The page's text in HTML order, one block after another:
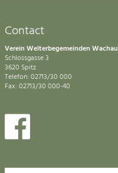
Contact
Verein Welterbegemeinden Wachau
Schlossgasse 3
3620 Spitz
Telefon: 02713/30 000
Fax: 02713/30 000-40